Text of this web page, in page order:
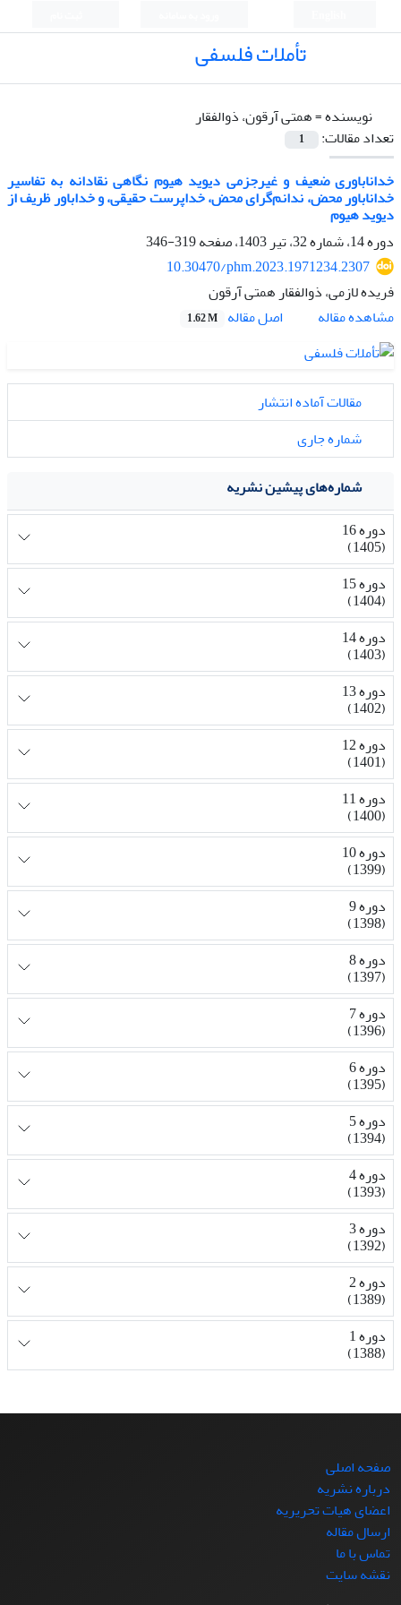
تأملات فلسفی
نویسنده =همتی آرقون، ذوالفقار
تعداد مقالات:
1
خداناباوری ضعیف و غیرجزمی دیوید هیوم نگاهی نقادانه به تفاسیر
خداناباور محض، ندانم‌گرای محض، خداپرست حقیقی، و خداباور ظریف از
دیوید هیوم
دوره 14، شماره 32، تیر 1403، صفحه
319-346
10.30470/phm.2023.1971234.2307
فریده لازمی، ذوالفقار همتی آرقون
مشاهده مقاله
اصل مقاله 1.62 M
مقالات آماده انتشار
شماره جاری
شماره‌های پیشین نشریه
دوره 16
(1405)
دوره 15
(1404)
دوره 14
(1403)
دوره 13
(1402)
دوره 12
(1401)
دوره 11
(1400)
دوره 10
(1399)
دوره 9
(1398)
دوره 8
(1397)
دوره 7
(1396)
دوره 6
(1395)
دوره 5
(1394)
دوره 4
(1393)
دوره 3
(1392)
دوره 2
(1389)
دوره 1
(1388)
صفحه اصلی
درباره نشریه
اعضای هیات تحریریه
ارسال مقاله
تماس با ما
نقشه سایت